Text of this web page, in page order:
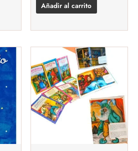
Añadir al carrito